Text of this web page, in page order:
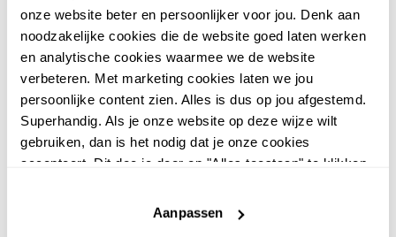
onze website beter en persoonlijker voor jou. Denk aan
noodzakelijke cookies die de website goed laten werken
en analytische cookies waarmee we de website
verbeteren. Met marketing cookies laten we jou
persoonlijke content zien. Alles is dus op jou afgestemd.
Superhandig. Als je onze website op deze wijze wilt
gebruiken, dan is het nodig dat je onze cookies
accepteert. Dit doe je door op "Alles toestaan" te klikken.
website niet optimaal functioneert.
Aanpassen